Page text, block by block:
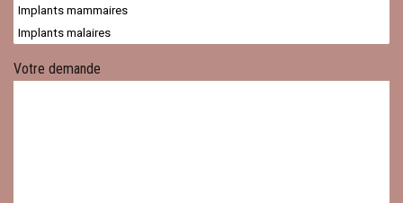
Votre demande